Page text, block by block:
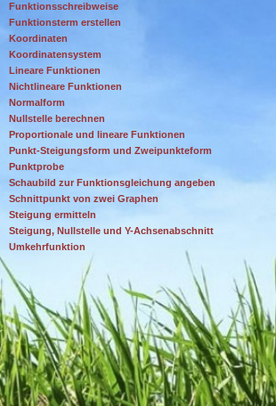
Funktionsschreibweise
Funktionsterm erstellen
Koordinaten
Koordinatensystem
Lineare Funktionen
Nichtlineare Funktionen
Normalform
Nullstelle berechnen
Proportionale und lineare Funktionen
Punkt-Steigungsform und Zweipunkteform
Punktprobe
Schaubild zur Funktionsgleichung angeben
Schnittpunkt von zwei Graphen
Steigung ermitteln
Steigung, Nullstelle und Y-Achsenabschnitt
Umkehrfunktion